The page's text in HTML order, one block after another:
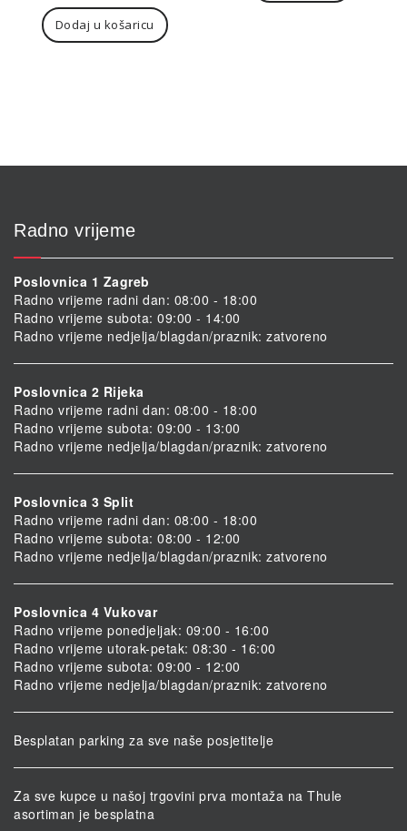
Dodaj u košaricu
Radno vrijeme
Poslovnica 1 Zagreb
Radno vrijeme radni dan: 08:00 - 18:00
Radno vrijeme subota: 09:00 - 14:00
Radno vrijeme nedjelja/blagdan/praznik: zatvoreno
Poslovnica 2 Rijeka
Radno vrijeme radni dan: 08:00 - 18:00
Radno vrijeme subota: 09:00 - 13:00
Radno vrijeme nedjelja/blagdan/praznik: zatvoreno
Poslovnica 3 Split
Radno vrijeme radni dan: 08:00 - 18:00
Radno vrijeme subota: 08:00 - 12:00
Radno vrijeme nedjelja/blagdan/praznik: zatvoreno
Poslovnica 4 Vukovar
Radno vrijeme ponedjeljak: 09:00 - 16:00
Radno vrijeme utorak-petak: 08:30 - 16:00
Radno vrijeme subota: 09:00 - 12:00
Radno vrijeme nedjelja/blagdan/praznik: zatvoreno
Besplatan parking za sve naše posjetitelje
Za sve kupce u našoj trgovini prva montaža na Thule
asortiman je besplatna